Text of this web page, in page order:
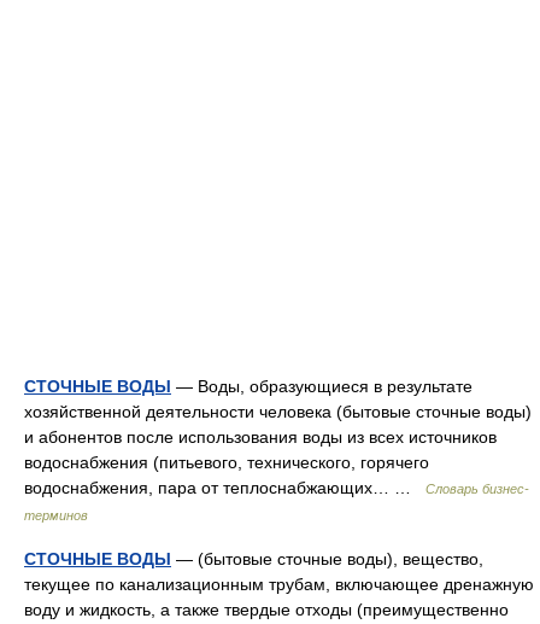
СТОЧНЫЕ ВОДЫ — Воды, образующиеся в результате
хозяйственной деятельности человека (бытовые сточные воды)
и абонентов после использования воды из всех источников
водоснабжения (питьевого, технического, горячего
водоснабжения, пара от теплоснабжающих… …
Словарь бизнес-
терминов
СТОЧНЫЕ ВОДЫ — (бытовые сточные воды), вещество,
текущее по канализационным трубам, включающее дренажную
воду и жидкость, а также твердые отходы (преимущественно